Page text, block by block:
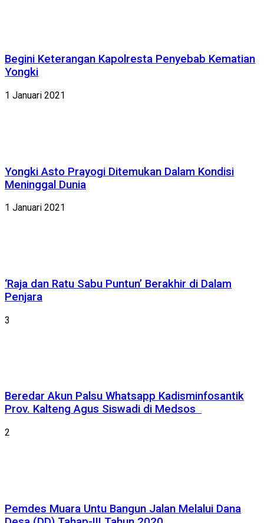
Begini Keterangan Kapolresta Penyebab Kematian
Yongki
1 Januari 2021
Yongki Asto Prayogi Ditemukan Dalam Kondisi
Meninggal Dunia
1 Januari 2021
‘Raja dan Ratu Sabu Puntun’ Berakhir di Dalam
Penjara
3
Beredar Akun Palsu Whatsapp Kadisminfosantik
Prov. Kalteng Agus Siswadi di Medsos
2
Pemdes Muara Untu Bangun Jalan Melalui Dana